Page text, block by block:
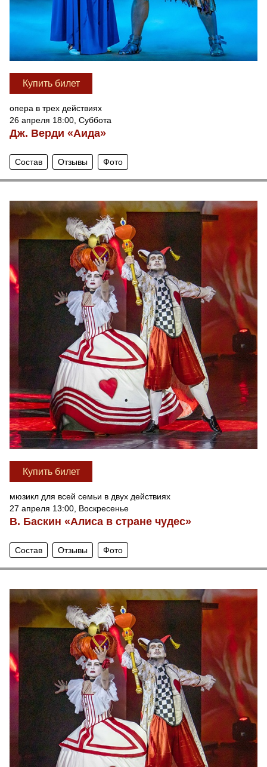
Купить билет
опера в трех действиях
26 апреля 18:00, Суббота
Дж. Верди «Аида»
Состав Отзывы Фото
Купить билет
мюзикл для всей семьи в двух действиях
27 апреля 13:00, Воскресенье
В. Баскин «Алиса в стране чудес»
Состав Отзывы Фото